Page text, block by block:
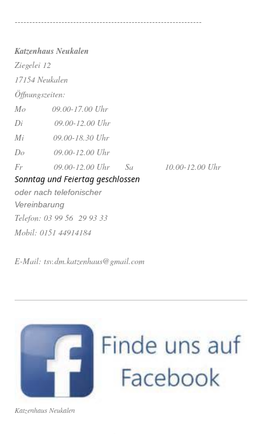
----------------------------------------------------------------
Katzenhaus Neukalen
Ziegelei 12
17154 Neukalen
Öffnungszeiten:
Mo 09.00-17.00 Uhr
Di 09.00-12.00 Uhr
Mi 09.00-18.30 Uhr
Do 09.00-12.00 Uhr
Fr 09.00-12.00 Uhr
Sa 10.00-12.00 Uhr
Sonntag und Feiertag geschlossen
oder nach telefonischer
Vereinbarung
Telefon: 03 99 56 29 93 33
Mobil: 0151 44914184
E-Mail: tsv.dm.katzenhaus@gmail.com
Katzenhaus Neukalen